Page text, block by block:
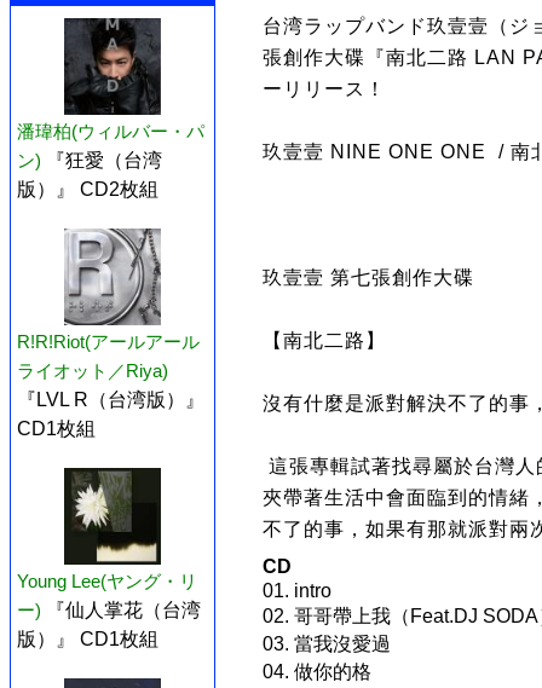
潘瑋柏(ウィルバー・パ
ン)
『狂愛（台湾
版）』 CD2枚組
R!R!Riot(アールアール
ライオット／Riya)
『LVL R（台湾版）』
CD1枚組
Young Lee(ヤング・リ
ー)
『仙人掌花（台湾
版）』 CD1枚組
台湾ラップバンド玖壹壹（
張創作⼤碟『南北二路 LAN
ーリリース！
玖壹壹 NINE ONE ONE / 南
玖壹壹 第七張創作⼤碟
【南北二路】
沒有什麼是派對解決不了的事
這張專輯試著找尋屬於台灣
夾帶著生活中會面臨到的情緒
不了的事，如果有那就派對兩
CD
01. intro
02. 哥哥帶上我（Feat.DJ SODA
03. 當我沒愛過
04. 做你的格